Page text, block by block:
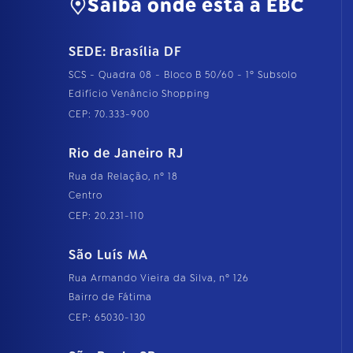
Saiba onde está a EBC
SEDE: Brasília DF
SCS - Quadra 08 - Bloco B 50/60 - 1º Subsolo
Edifício Venâncio Shopping
CEP: 70.333-900
Rio de Janeiro RJ
Rua da Relação, nº 18
Centro
CEP: 20.231-110
São Luís MA
Rua Armando Vieira da Silva, nº 126
Bairro de Fátima
CEP: 65030-130